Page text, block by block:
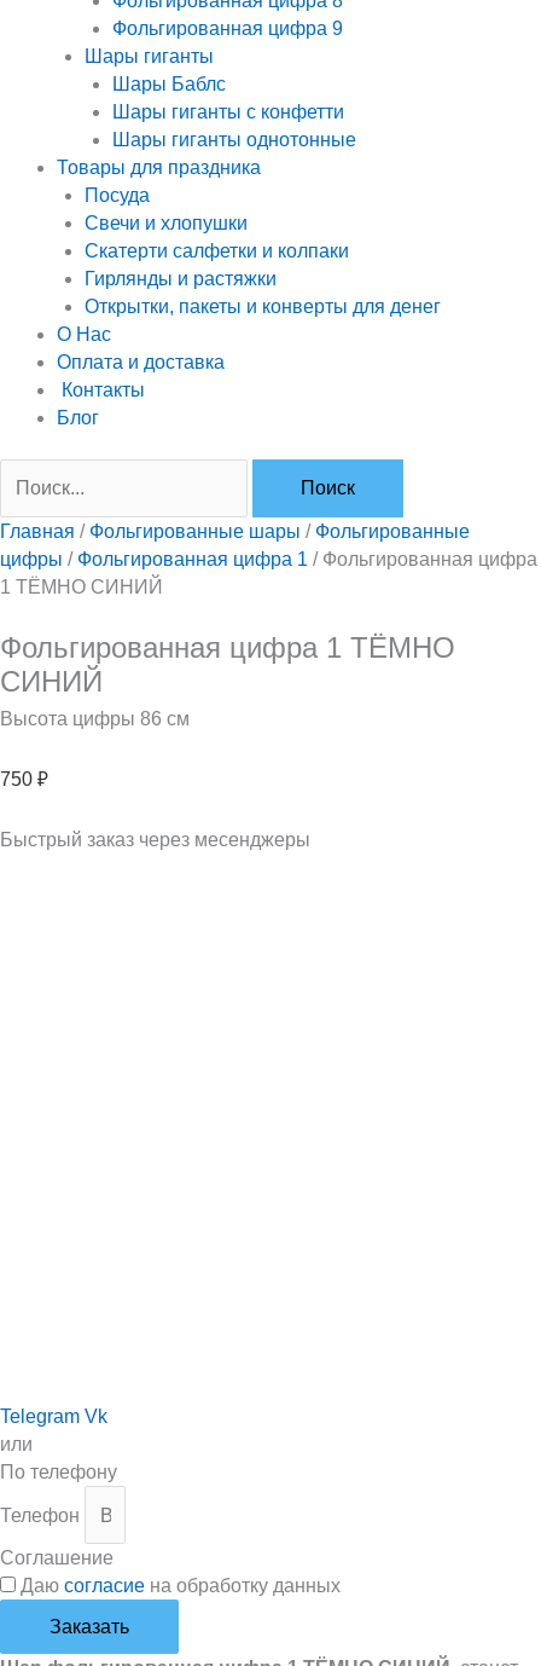
Фольгированная цифра 9
Шары гиганты
Шары Баблс
Шары гиганты с конфетти
Шары гиганты однотонные
Товары для праздника
Посуда
Свечи и хлопушки
Скатерти салфетки и колпаки
Гирлянды и растяжки
Открытки, пакеты и конверты для денег
О Нас
Оплата и доставка
Контакты
Блог
Главная / Фольгированные шары / Фольгированные
цифры / Фольгированная цифра 1 / Фольгированная цифра
1 ТЁМНО СИНИЙ
Фольгированная цифра 1 ТЁМНО
СИНИЙ
Высота цифры 86 см
750 ₽
Быстрый заказ через месенджеры
Telegram Vk
или
По телефону
Телефон
Соглашение
Даю согласие на обработку данных
Заказать